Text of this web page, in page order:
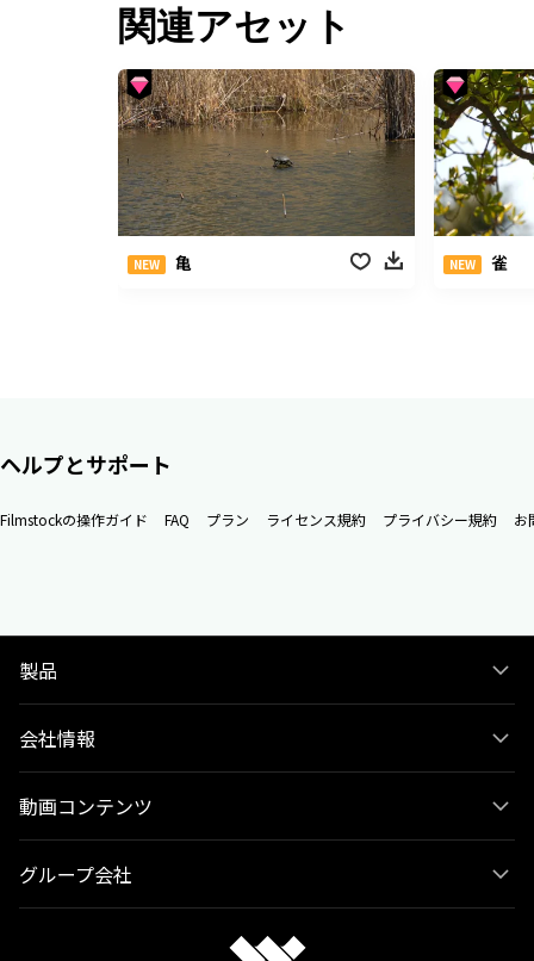
関連アセット
NEW 亀 NEW 雀
ヘルプとサポート
Filmstockの操作ガイド FAQ プラン ライセンス規約 プライバシー規約 お
製品
会社情報
動画コンテンツ
グループ会社